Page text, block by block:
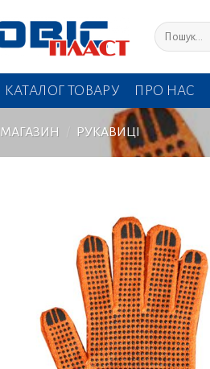
Шукати:
КАТАЛОГ ТОВАРУ ПРО НАС
МАГАЗИН / РУКАВИЦІ